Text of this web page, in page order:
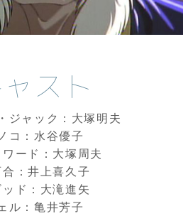
スト
ジャック：大塚明夫
コ：水谷優子
ワード：大塚周夫
合：井上喜久子
ッド：大滝進矢
ル：亀井芳子